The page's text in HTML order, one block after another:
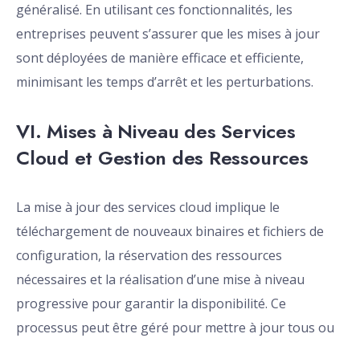
généralisé. En utilisant ces fonctionnalités, les
entreprises peuvent s’assurer que les mises à jour
sont déployées de manière efficace et efficiente,
minimisant les temps d’arrêt et les perturbations.
VI. Mises à Niveau des Services
Cloud et Gestion des Ressources
La mise à jour des services cloud implique le
téléchargement de nouveaux binaires et fichiers de
configuration, la réservation des ressources
nécessaires et la réalisation d’une mise à niveau
progressive pour garantir la disponibilité. Ce
processus peut être géré pour mettre à jour tous ou